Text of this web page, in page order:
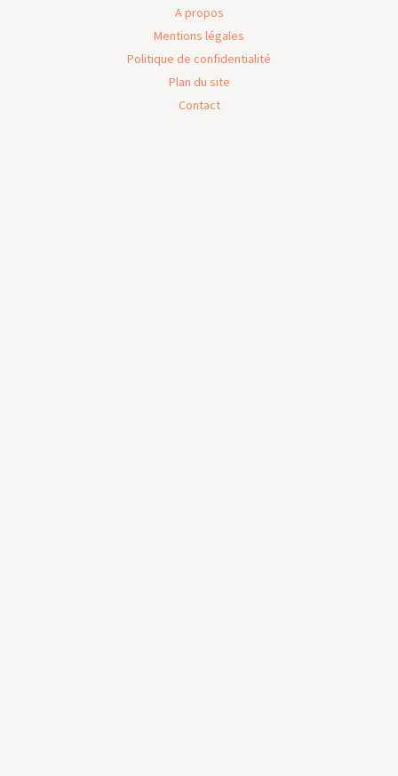
A propos
Mentions légales
Politique de confidentialité
Plan du site
Contact